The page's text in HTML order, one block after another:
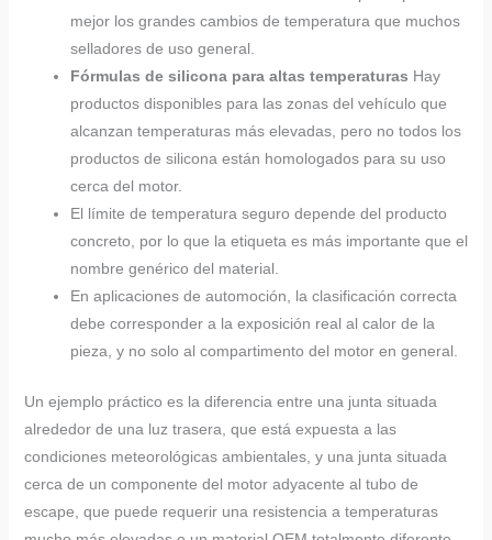
mejor los grandes cambios de temperatura que muchos
selladores de uso general.
Fórmulas de silicona para altas temperaturas Hay
productos disponibles para las zonas del vehículo que
alcanzan temperaturas más elevadas, pero no todos los
productos de silicona están homologados para su uso
cerca del motor.
El límite de temperatura seguro depende del producto
concreto, por lo que la etiqueta es más importante que el
nombre genérico del material.
En aplicaciones de automoción, la clasificación correcta
debe corresponder a la exposición real al calor de la
pieza, y no solo al compartimento del motor en general.
Un ejemplo práctico es la diferencia entre una junta situada
alrededor de una luz trasera, que está expuesta a las
condiciones meteorológicas ambientales, y una junta situada
cerca de un componente del motor adyacente al tubo de
escape, que puede requerir una resistencia a temperaturas